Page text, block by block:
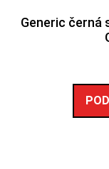
Generic černá